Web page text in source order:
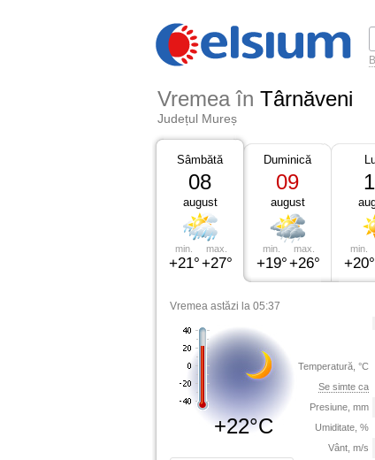
Vremea în Târnăveni
Județul Mureș
Sâmbătă
08
august
min.
+21°
max.
+27°
Duminică
09
august
min.
+19°
max.
+26°
min.
+20°
Vremea astăzi la 05:37
+22°C
Temperatură, °C
Se simte ca
Presiune, mm
Umiditate, %
Vânt, m/s